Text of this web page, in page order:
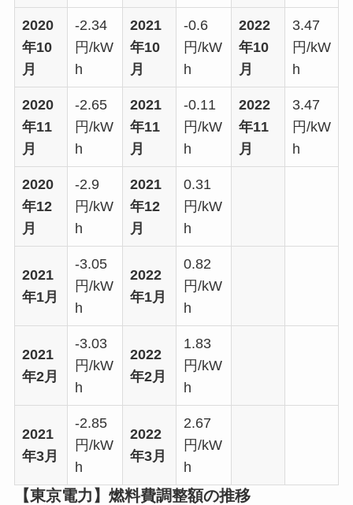
2020
年10
月
-2.34
円/kW
h
2021
年10
月
-0.6
円/kW
h
2022
年10
月
3.47
円/kW
h
2020
年11
月
-2.65
円/kW
h
2021
年11
月
-0.11
円/kW
h
2022
年11
月
3.47
円/kW
h
2020
年12
月
-2.9
円/kW
h
2021
年12
月
0.31
円/kW
h
2021
年1月
-3.05
円/kW
h
2022
年1月
0.82
円/kW
h
2021
年2月
-3.03
円/kW
h
2022
年2月
1.83
円/kW
h
2021
年3月
-2.85
円/kW
h
2022
年3月
2.67
円/kW
h
【東京電力】燃料費調整額の推移